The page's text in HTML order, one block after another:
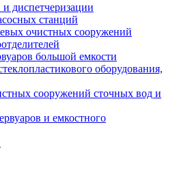
диспетчеризации
станций
очистных сооружений
большой емкости
оборудования,
сооружений сточных вод и
и емкостного